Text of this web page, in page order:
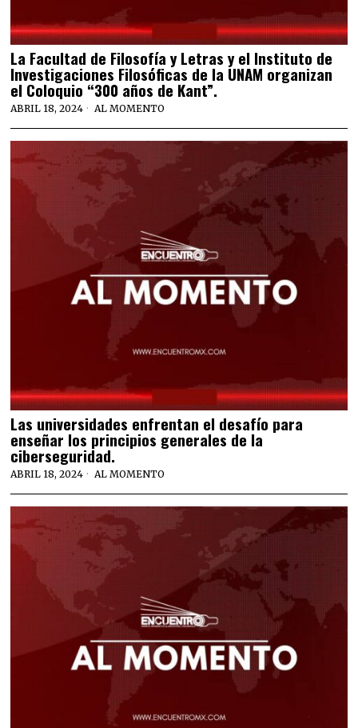
La Facultad de Filosofía y Letras y el Instituto de
Investigaciones Filosóficas de la UNAM organizan
el Coloquio “300 años de Kant”.
ABRIL 18, 2024 AL MOMENTO
Las universidades enfrentan el desafío para
enseñar los principios generales de la
ciberseguridad.
ABRIL 18, 2024 AL MOMENTO